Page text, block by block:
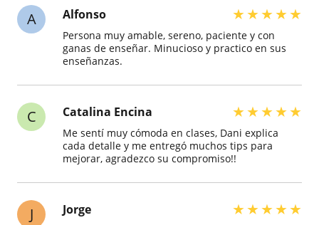
A Alfonso ★★★★★
Persona muy amable, sereno, paciente y con
ganas de enseñar. Minucioso y practico en sus
enseñanzas.
C Catalina Encina ★★★★★
Me sentí muy cómoda en clases, Dani explica
cada detalle y me entregó muchos tips para
mejorar, agradezco su compromiso!!
J Jorge ★★★★★